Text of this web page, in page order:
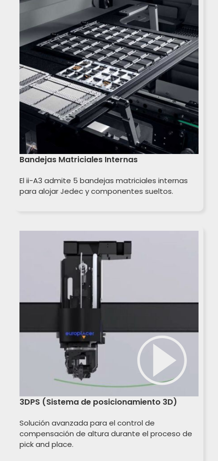
Bandejas Matriciales Internas
El ii-A3 admite 5 bandejas matriciales internas
para alojar Jedec y componentes sueltos.
3DPS (Sistema de posicionamiento 3D)
Solución avanzada para el control de
compensación de altura durante el proceso de
pick and place.